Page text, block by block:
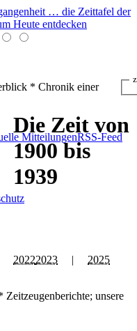
… die Zeittafel der
Heute entdecken
* Chronik einer
MitteilungenRSS-Feed
20222023 | 2025
unsere
Die Zeit von
1900 bis
1939